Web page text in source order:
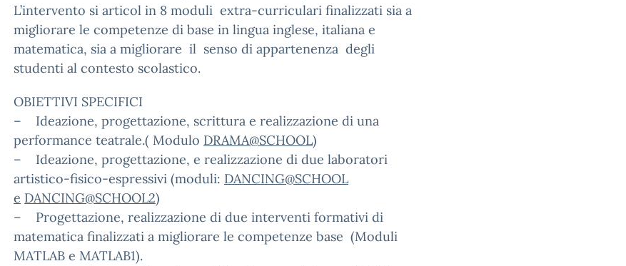
L’intervento si articol in 8 moduli extra-curriculari finalizzati sia a
migliorare le competenze di base in lingua inglese, italiana e
matematica, sia a migliorare il senso di appartenenza degli
studenti al contesto scolastico.
OBIETTIVI SPECIFICI
– Ideazione, progettazione, scrittura e realizzazione di una
performance teatrale.( Modulo DRAMA@SCHOOL)
– Ideazione, progettazione, e realizzazione di due laboratori
artistico-fisico-espressivi (moduli: DANCING@SCHOOL
e DANCING@SCHOOL2)
– Progettazione, realizzazione di due interventi formativi di
matematica finalizzati a migliorare le competenze base (Moduli
MATLAB e MATLAB1).